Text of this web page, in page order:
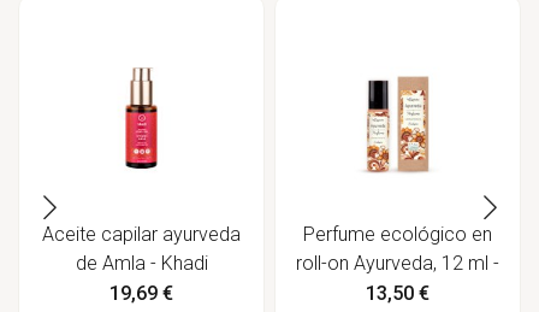
Aceite capilar ayurveda
de Amla - Khadi
19,69 €
Perfume ecológico en
roll-on Ayurveda, 12 ml -
Labiatae
13,50 €